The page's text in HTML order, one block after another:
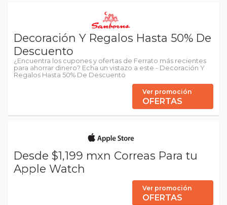
Decoración Y Regalos Hasta 50% De
Descuento
¿Encuentra los cupones y ofertas de Ferrato más recientes
para ahorrar dinero? Echa un vistazo a este - Decoración Y
Regalos Hasta 50% De Descuento
Ver promoción
OFERTAS
Desde $1,199 mxn Correas Para tu
Apple Watch
Ver promoción
OFERTAS